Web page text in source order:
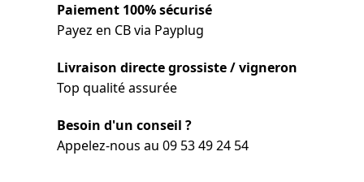
Paiement 100% sécurisé
Payez en CB via Payplug
Livraison directe grossiste / vigneron
Top qualité assurée
Besoin d'un conseil ?
Appelez-nous au 09 53 49 24 54